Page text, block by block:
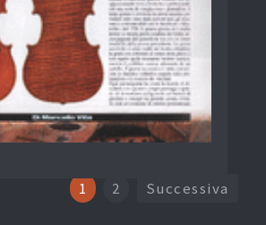
1 2 Successiva